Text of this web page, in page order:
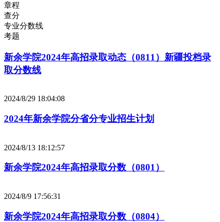
章程
查分
专业分数线
考题
新余学院2024年高招录取动态（0811）新疆投档录
取分数线
2024/8/29 18:04:08
2024年新余学院分省分专业招生计划
2024/8/13 18:12:57
新余学院2024年高招录取分数（0801）
2024/8/9 17:56:31
新余学院2024年高招录取分数（0804）